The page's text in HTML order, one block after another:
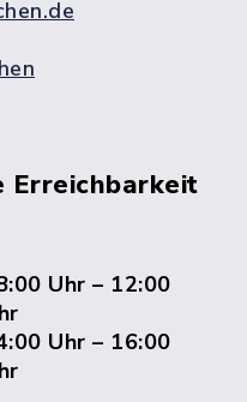
Uhr – 12:00
Uhr – 16:00